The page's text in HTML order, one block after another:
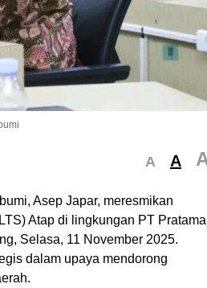
A A
Asep Japar, meresmikan
Atap di lingkungan PT Pratama
Selasa, 11 November 2025.
dalam upaya mendorong